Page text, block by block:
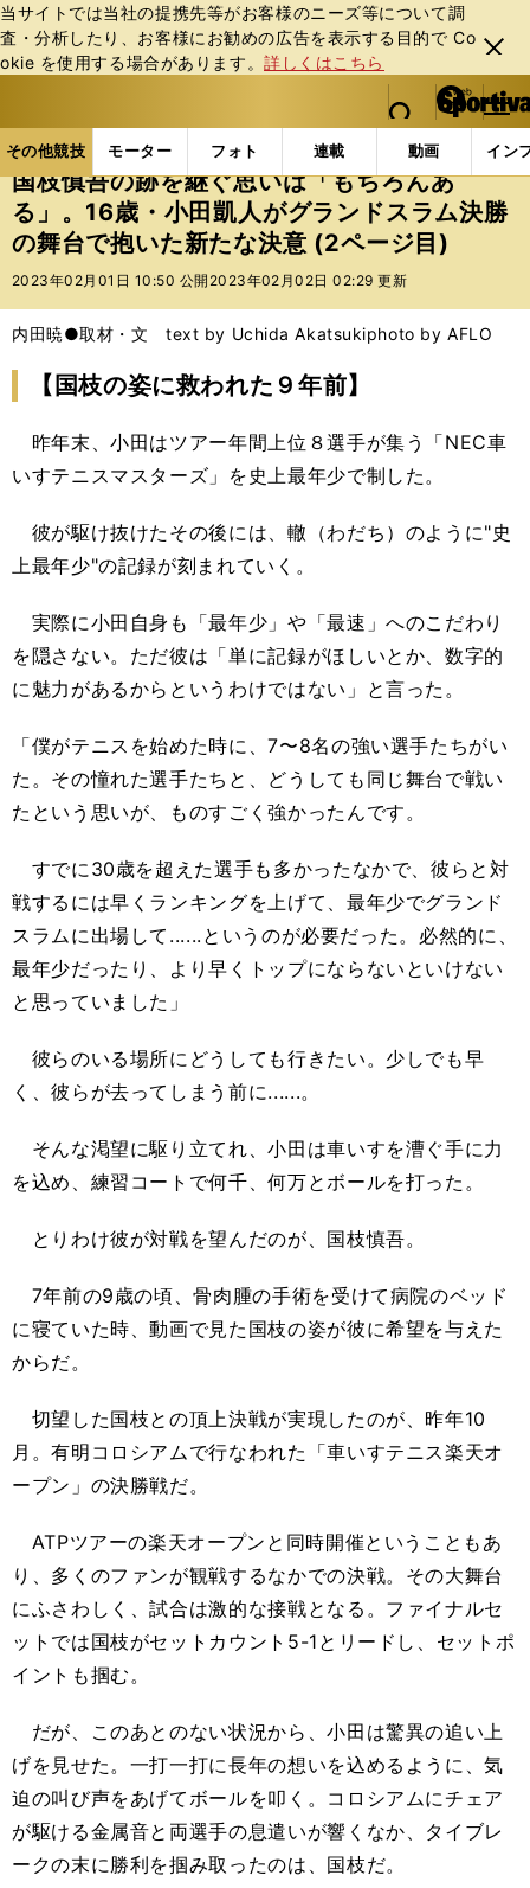
当サイトでは当社の提携先等がお客様のニーズ等について調
査・分析したり、お客様にお勧めの広告を表⽰する⽬的で Co
okie を使⽤する場合があります。詳しくはこちら
閉じ
る
web Sportiva (webスポルティーバ)
検索
マイペ
ー
ジ
メニュ
その他競技 モーター フォト 連載 動画 イン
ス
ポ
ル
テ
ー
バ
その他競技の記事一覧 パラスポーツ 国枝慎吾の跡
国枝慎吾の跡を継ぐ思いは「もちろんあ
る」。16歳・小田凱人がグランドスラム決勝
の舞台で抱いた新たな決意 (2ページ目)
2023年02月01日 10:50 公開 2023年02月02日 02:29 更新
内田暁●取材・文 text by Uchida Akatsukiphoto by AFLO
【国枝の姿に救われた９年前】
昨年末、小田はツアー年間上位８選手が集う「NEC車
いすテニスマスターズ」を史上最年少で制した。
彼が駆け抜けたその後には、轍（わだち）のように"史
上最年少"の記録が刻まれていく。
実際に小田自身も「最年少」や「最速」へのこだわり
を隠さない。ただ彼は「単に記録がほしいとか、数字的
に魅力があるからというわけではない」と言った。
「僕がテニスを始めた時に、7〜8名の強い選手たちがい
た。その憧れた選手たちと、どうしても同じ舞台で戦い
たという思いが、ものすごく強かったんです。
すでに30歳を超えた選手も多かったなかで、彼らと対
戦するには早くランキングを上げて、最年少でグランド
スラムに出場して......というのが必要だった。必然的に、
最年少だったり、より早くトップにならないといけない
と思っていました」
彼らのいる場所にどうしても行きたい。少しでも早
く、彼らが去ってしまう前に......。
そんな渇望に駆り立てれ、小田は車いすを漕ぐ手に力
を込め、練習コートで何千、何万とボールを打った。
とりわけ彼が対戦を望んだのが、国枝慎吾。
7年前の9歳の頃、骨肉腫の手術を受けて病院のベッド
に寝ていた時、動画で見た国枝の姿が彼に希望を与えた
からだ。
切望した国枝との頂上決戦が実現したのが、昨年10
月。有明コロシアムで行なわれた「車いすテニス楽天オ
ープン」の決勝戦だ。
ATPツアーの楽天オープンと同時開催ということもあ
り、多くのファンが観戦するなかでの決戦。その大舞台
にふさわしく、試合は激的な接戦となる。ファイナルセ
ットでは国枝がセットカウント5-1とリードし、セットポ
イントも掴む。
だが、このあとのない状況から、小田は驚異の追い上
げを見せた。一打一打に長年の想いを込めるように、気
迫の叫び声をあげてボールを叩く。コロシアムにチェア
が駆ける金属音と両選手の息遣いが響くなか、タイブレ
ークの末に勝利を掴み取ったのは、国枝だ。